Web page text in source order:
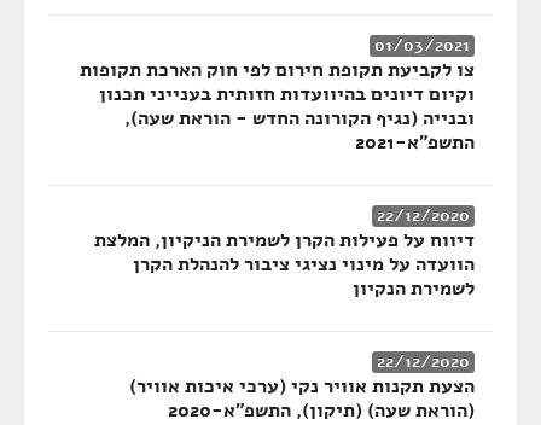
01/03/2021
צו לקביעת תקופת חירום לפי חוק הארכת תקופות
וקיום דיונים בהיוועדות חזותית בענייני תכנון
ובנייה (נגיף הקורונה החדש - הוראת שעה),
התשפ"א-2021
22/12/2020
דיווח על פעילות הקרן לשמירת הניקיון, המלצת
הוועדה על מינוי נציגי ציבור להנהלת הקרן
לשמירת הנקיון
22/12/2020
הצעת תקנות אוויר נקי (ערכי איכות אוויר)
(הוראת שעה) (תיקון), התשפ"א-2020